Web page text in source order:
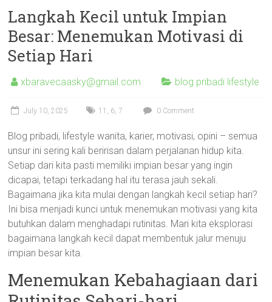
Langkah Kecil untuk Impian
Besar: Menemukan Motivasi di
Setiap Hari
xbaravecaasky@gmail.com blog pribadi lifestyle
July 10, 2025 11 , 6,7 0 Comment
Blog pribadi, lifestyle wanita, karier, motivasi, opini – semua
unsur ini sering kali beririsan dalam perjalanan hidup kita.
Setiap dari kita pasti memiliki impian besar yang ingin
dicapai, tetapi terkadang hal itu terasa jauh sekali.
Bagaimana jika kita mulai dengan langkah kecil setiap hari?
Ini bisa menjadi kunci untuk menemukan motivasi yang kita
butuhkan dalam menghadapi rutinitas. Mari kita eksplorasi
bagaimana langkah kecil dapat membentuk jalur menuju
impian besar kita.
Menemukan Kebahagiaan dari